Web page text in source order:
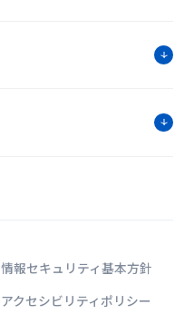
情報セキュリティ基本方針
アクセシビリティポリシー